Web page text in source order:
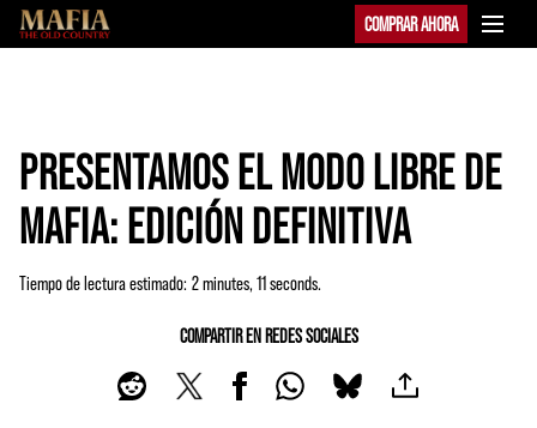
COMPRAR AHORA
PRESENTAMOS EL MODO LIBRE DE
MAFIA: EDICIÓN DEFINITIVA
Tiempo de lectura estimado 2 minutes, 11 seconds
COMPARTIR EN REDES SOCIALES